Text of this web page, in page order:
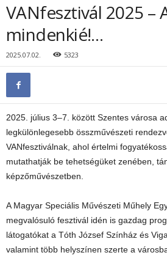
VANfesztivál 2025 –
mindenkié!…
2025.07.02. 5323
2025. július 3–7. között Szentes városa
legkülönlegesebb összművészeti
VANfesztiválnak, ahol értelmi
mutathatják be tehetségüket zenében,
képzőművészetben.
A Magyar Speciális Művészeti Műhely
megvalósuló fesztivál idén is gazdag
látogatókat a Tóth József Színház és
valamint több helyszínen szerte a